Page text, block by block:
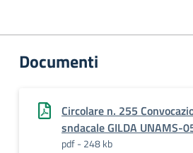
Documenti
Circolare n. 255
sndacale GILDA UNAMS-
pdf - 248 kb